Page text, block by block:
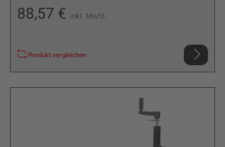
88,57 € inkl. MwSt.
Produkt vergleichen